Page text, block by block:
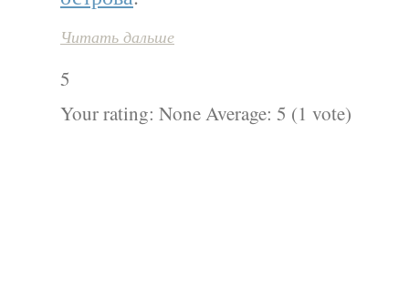
Читать дальше
5
Your rating: NoneAverage: 5 (1 vote)